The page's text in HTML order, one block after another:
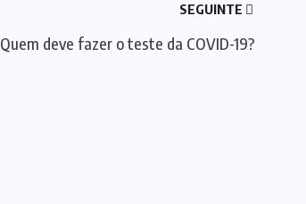
SEGUINTE
Quem deve fazer o teste da COVID-19?